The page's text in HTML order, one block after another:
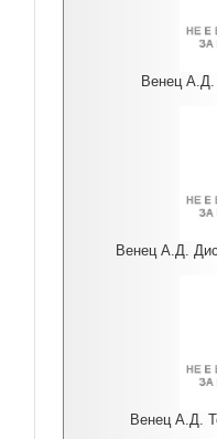
Венец А.Д.
Венец А.Д.
Венец А.Д.